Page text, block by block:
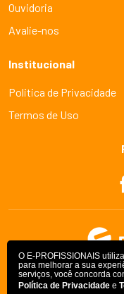
O E-PROFISSIONAIS
para melhorar a sua
serviços, você concorda
Política de Privacidade e
Ouvidoria
Avalie-nos
Institucional
Politica de Privacidade
Termos de Uso